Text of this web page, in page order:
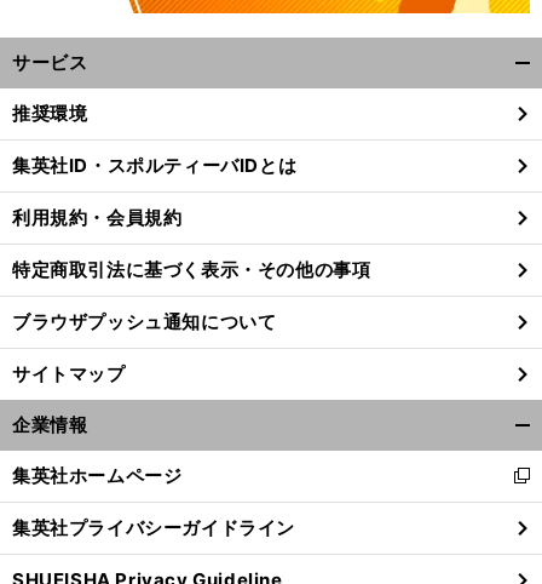
、
。
前
サービス
閉
る
推奨環境
集英社ID・スポルティーバIDとは
利用規約・会員規約
特定商取引法に基づく表示・その他の事項
ブラウザプッシュ通知について
サイトマップ
企業情報
閉
る
集英社ホームページ
新
し
い
ウ
集英社プライバシーガイドライン
SHUEISHA Privacy Guideline